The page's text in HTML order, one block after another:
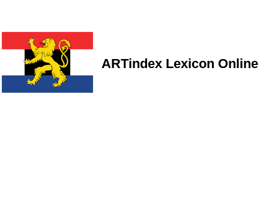
ARTindex Lexicon Online